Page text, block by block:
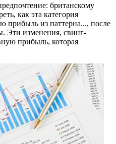
британскому
как эта категория
прибыль из паттерна..., после
Эти изменения, свинг-
прибыль, которая